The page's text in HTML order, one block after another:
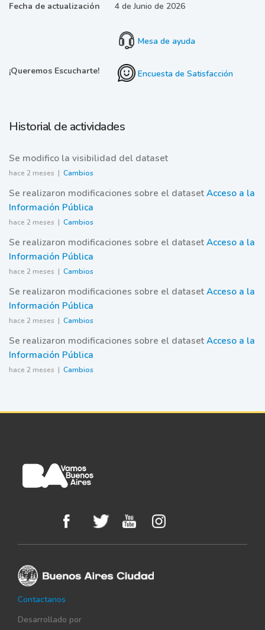
Fecha de actualización 4 de Junio de 2026
Mesa de ayuda
¡Queremos Escucharte! Encuesta de Satisfacción
Historial de actividades
Se modifico la visibilidad del dataset
hace 2 meses | Cambios
Se realizaron modificaciones sobre el dataset Acceso a la
Información Pública
hace 2 meses | Cambios
Se realizaron modificaciones sobre el dataset Acceso a la
Información Pública
hace 2 meses | Cambios
Se realizaron modificaciones sobre el dataset Acceso a la
Información Pública
hace 2 meses | Cambios
Se realizaron modificaciones sobre el dataset Acceso a la
Información Pública
hace 2 meses | Cambios
Contactanos
Desarrollado por